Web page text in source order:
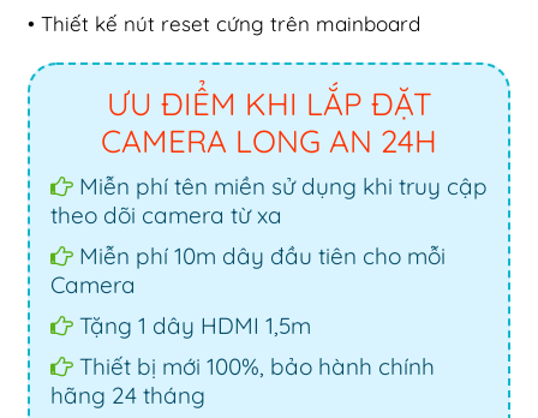
• Thiết kế nút reset cứng trên mainboard
ƯU ĐIỂM KHI LẮP ĐẶT
CAMERA LONG AN 24H
Miễn phí tên miền sử dụng khi truy cập
theo dõi camera từ xa
Miễn phí 10m dây đầu tiên cho mỗi
Camera
Tặng 1 dây HDMI 1,5m
Thiết bị mới 100%, bảo hành chính
hãng 24 tháng